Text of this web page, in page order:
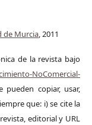
de Murcia, 2011
de la revista bajo
NoComercial-
pueden copiar, usar,
que: i) se cite la
editorial y URL